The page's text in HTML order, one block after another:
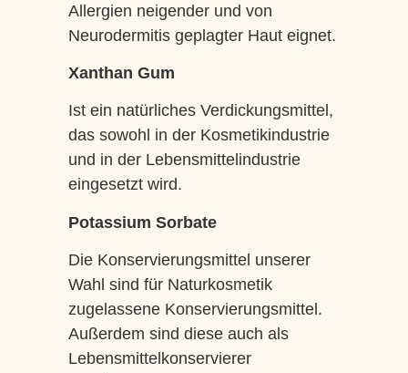
Allergien neigender und von
Neurodermitis geplagter Haut eignet.
Xanthan Gum
Ist ein natürliches Verdickungsmittel,
das sowohl in der Kosmetikindustrie
und in der Lebensmittelindustrie
eingesetzt wird.
Potassium Sorbate
Die Konservierungsmittel unserer
Wahl sind für Naturkosmetik
zugelassene Konservierungsmittel.
Außerdem sind diese auch als
Lebensmittelkonservierer